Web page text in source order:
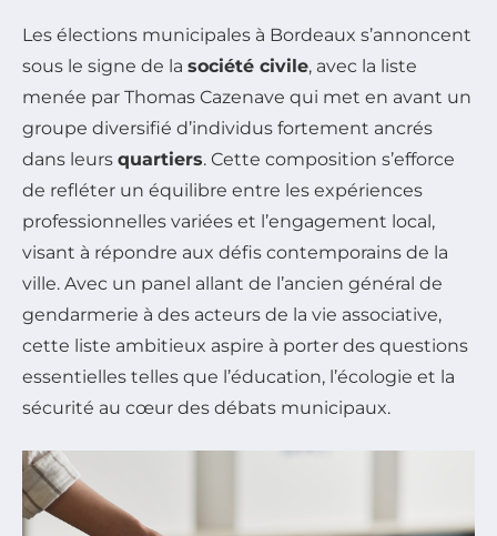
Les élections municipales à Bordeaux s’annoncent
sous le signe de la société civile, avec la liste
menée par Thomas Cazenave qui met en avant un
groupe diversifié d’individus fortement ancrés
dans leurs quartiers. Cette composition s’efforce
de refléter un équilibre entre les expériences
professionnelles variées et l’engagement local,
visant à répondre aux défis contemporains de la
ville. Avec un panel allant de l’ancien général de
gendarmerie à des acteurs de la vie associative,
cette liste ambitieux aspire à porter des questions
essentielles telles que l’éducation, l’écologie et la
sécurité au cœur des débats municipaux.